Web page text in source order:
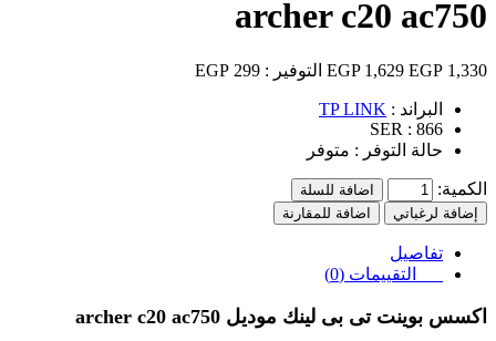
archer c20 ac750
1,330 EGP
1,629 EGP التوفير : 299 EGP
البراند : TP LINK
SER : 866
حالة التوفر : متوفر
الكمية:
اضافة للسلة
إضافة لرغباتي
اضافة للمقارنة
تفاصيل
التقييمات (0)
اكسس بوينت تى بى لينك موديل archer c20 ac750